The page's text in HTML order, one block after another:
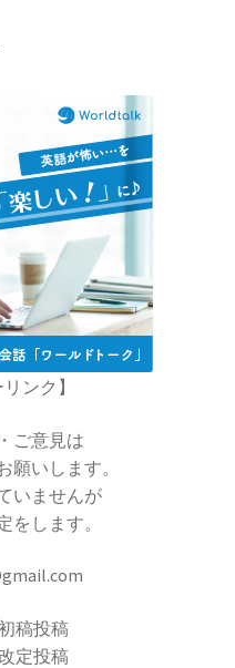
アシモフ
有名なSF作家】
ュートン
空間・時間・力
式化】
バロー
ニュートンを育て
ュプルング
るさと表面温度を考察】
ンク】
ご意見は
願いします。
いませんが
をします。
稿投稿
定投稿